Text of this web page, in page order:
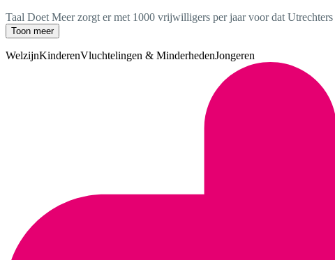
Taal Doet Meer zorgt er met 1000 vrijwilligers per jaar voor dat
Toon meer
WelzijnKinderenVluchtelingen & MinderhedenJongeren